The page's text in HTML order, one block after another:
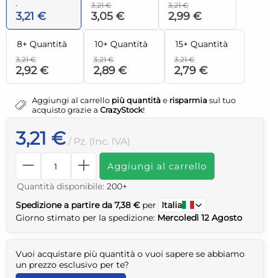
3,21 €
3,21 €
3,05 €
3,21 €
2,99 €
8+ Quantità
3,21 €
2,92 €
10+ Quantità
3,21 €
2,89 €
15+ Quantità
3,21 €
2,79 €
Aggiungi al carrello più quantità e risparmia sul tuo
acquisto grazie a CrazyStock!
3,21 € / Pz. (Inc. IVA)
Aggiungi al carrello
Quantità disponibile: 200+
Spedizione a partire da 7,38 € per
Italia
Giorno stimato per la spedizione: Mercoledì 12 Agosto
Vuoi acquistare più quantità o vuoi sapere se abbiamo
un prezzo esclusivo per te?